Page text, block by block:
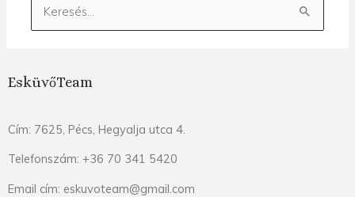
Keresés:
EsküvőTeam
Cím: 7625, Pécs, Hegyalja utca 4.
Telefonszám: +36 70 341 5420
Email cím: eskuvoteam@gmail.com